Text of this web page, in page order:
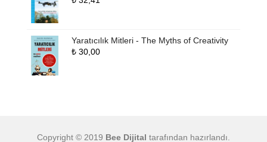
Yaratıcılık Mitleri - The Myths of Creativity
₺30,00
Copyright © 2019 Bee Dijital tarafından hazırlandı.